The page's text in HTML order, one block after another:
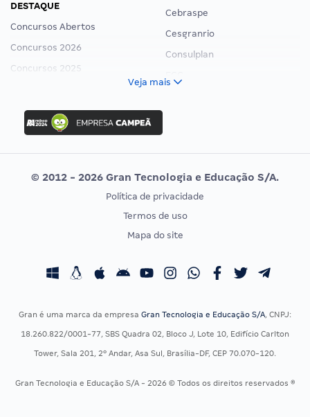
DESTAQUE
Concursos Abertos
Concursos 2026
Concursos 2025
Concurso Ibama
Concurso MPU
Editais publicados
Cebraspe
Cesgranrio
Consulplan
Vunesp
CONCURSOS POR PROFISSÃO
Concursos Fiscais
Concursos Saúde
Residência Multiprofissional
EXAME DE ORDEM
Calendário OAB
Veja mais
© 2012 - 2026 Gran Tecnologia e Educação S/A.
Política de privacidade
Termos de uso
Mapa do site
Gran é uma marca da empresa Gran Tecnologia e Educação S/A, CNPJ:
18.260.822/0001-77, SBS Quadra 02, Bloco J, Lote 10, Edifício Carlton
Tower, Sala 201, 2º Andar, Asa Sul, Brasília-DF, CEP 70.070-120.
Gran Tecnologia e Educação S/A - 2026 © Todos os direitos reservados ®